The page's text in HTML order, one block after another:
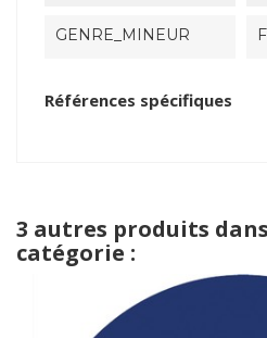
GENRE_MINEUR
Références spécifiques
3 autres produits
catégorie :